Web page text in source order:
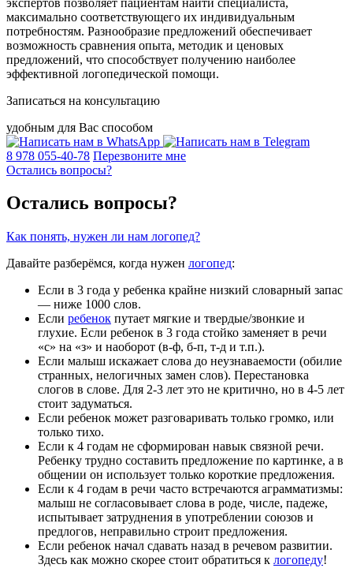
максимально соответствующего их индивидуальным
потребностям. Разнообразие предложений обеспечивает
возможность сравнения опыта, методик и ценовых
предложений, что способствует получению наиболее
эффективной логопедической помощи.
Записаться на консультацию
удобным для Вас способом
8 978 055-40-78 Перезвоните мне
Остались вопросы?
Остались вопросы?
Как понять, нужен ли нам логопед?
Давайте разберёмся, когда нужен логопед:
Если в 3 года у ребенка крайне низкий словарный запас
— ниже 1000 слов.
Если ребенок путает мягкие и твердые/звонкие и
глухие. Если ребенок в 3 года стойко заменяет в речи
«с» на «з» и наоборот (в-ф, б-п, т-д и т.п.).
Если малыш искажает слова до неузнаваемости (обилие
странных, нелогичных замен слов). Перестановка
слогов в слове. Для 2-3 лет это не критично, но в 4-5 лет
стоит задуматься.
Если ребенок может разговаривать только громко, или
только тихо.
Если к 4 годам не сформирован навык связной речи.
Ребенку трудно составить предложение по картинке, а в
общении он использует только короткие предложения.
Если к 4 годам в речи часто встречаются аграмматизмы:
малыш не согласовывает слова в роде, числе, падеже,
испытывает затруднения в употреблении союзов и
предлогов, неправильно строит предложения.
Если ребенок начал сдавать назад в речевом развитии.
Здесь как можно скорее стоит обратиться к логопеду!